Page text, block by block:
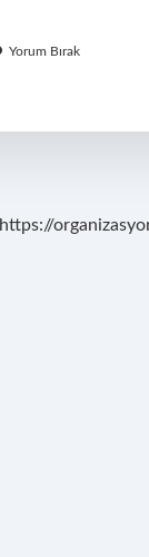
Yorum Bırak
https://